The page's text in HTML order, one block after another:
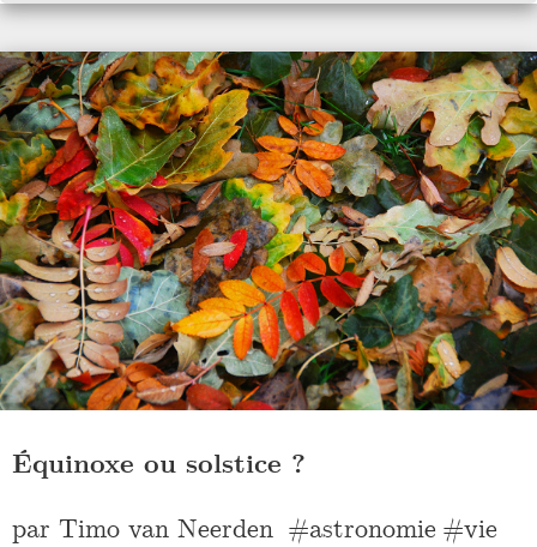
Équinoxe ou solstice ?
par Timo van Neerden astronomie
vie